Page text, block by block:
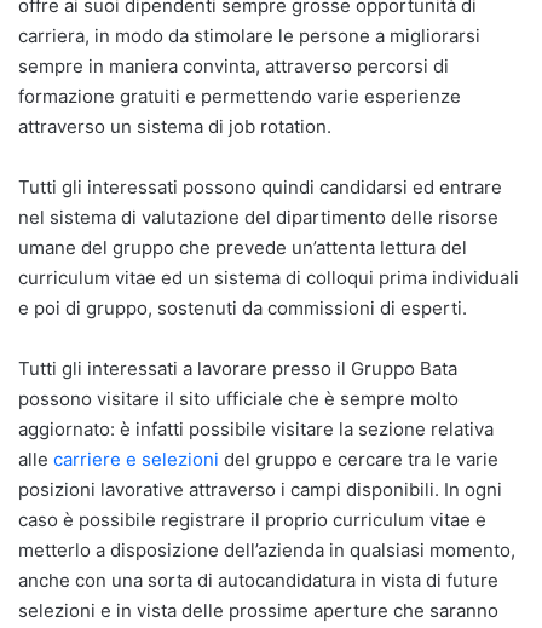
offre ai suoi dipendenti sempre grosse opportunità di
carriera, in modo da stimolare le persone a migliorarsi
sempre in maniera convinta, attraverso percorsi di
formazione gratuiti e permettendo varie esperienze
attraverso un sistema di job rotation.
Tutti gli interessati possono quindi candidarsi ed entrare
nel sistema di valutazione del dipartimento delle risorse
umane del gruppo che prevede un’attenta lettura del
curriculum vitae ed un sistema di colloqui prima individuali
e poi di gruppo, sostenuti da commissioni di esperti.
Tutti gli interessati a lavorare presso il Gruppo Bata
possono visitare il sito ufficiale che è sempre molto
aggiornato: è infatti possibile visitare la sezione relativa
alle carriere e selezioni del gruppo e cercare tra le varie
posizioni lavorative attraverso i campi disponibili. In ogni
caso è possibile registrare il proprio curriculum vitae e
metterlo a disposizione dell’azienda in qualsiasi momento,
anche con una sorta di autocandidatura in vista di future
selezioni e in vista delle prossime aperture che saranno